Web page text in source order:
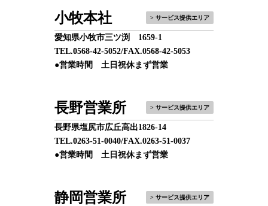
小牧本社 > サービス提供エリア
愛知県小牧市三ツ渕 1659-1
TEL.0568-42-5052/FAX.0568-42-5053
●営業時間 土日祝休まず営業
長野営業所 > サービス提供エリア
長野県塩尻市広丘高出1826-14
TEL.0263-51-0040/FAX.0263-51-0037
●営業時間 土日祝休まず営業
静岡営業所 > サービス提供エリア